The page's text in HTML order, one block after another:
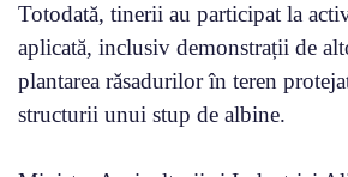
Totodată, tinerii au participat la
aplicată, inclusiv demonstrații de
plantarea răsadurilor în teren
structurii unui stup de albine.